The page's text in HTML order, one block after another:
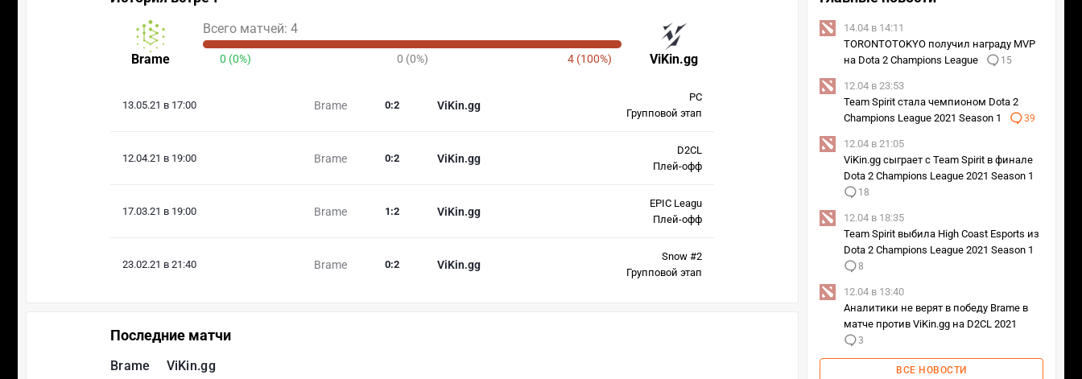
Brame ViKin.gg
Всего матчей: 4
0 (0%) 0 (0%) 4 (100%)
13.05.21 в 17:00 Brame ViKin.gg
0:2
PC
Групповой этап
12.04.21 в 19:00 Brame ViKin.gg
0:2
D2CL
Плей-офф
17.03.21 в 19:00 Brame ViKin.gg
1 :2
EPIC Leagu
Плей-офф
23.02.21 в 21:40 Brame ViKin.gg
0:2
Snow #2
Групповой этап
Последние матчи
Brame ViKin.gg
14.04 в 14:11
TORONTOTOKYO получил награду MVP
на Dota 2 Champions League
15
12.04 в 23:53
Team Spirit стала чемпионом Dota 2
Champions League 2021 Season 1
39
12.04 в 21:05
ViKin.gg сыграет с Team Spirit в финале
Dota 2 Champions League 2021 Season 1
18
12.04 в 18:35
Team Spirit выбила High Coast Esports из
Dota 2 Champions League 2021 Season 1
8
12.04 в 13:40
Аналитики не верят в победу Brame в
матче против ViKin.gg на D2CL 2021
3
ВСЕ НОВОСТИ